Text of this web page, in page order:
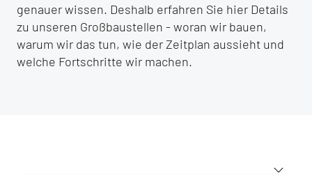
genauer wissen. Deshalb erfahren Sie hier Details
zu unseren Großbaustellen - woran wir bauen,
warum wir das tun, wie der Zeitplan aussieht und
welche Fortschritte wir machen.